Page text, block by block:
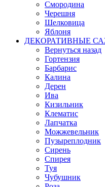
Смородина
Черешня
Шелковица
Яблоня
ДЕКОРАТИВНЫЕ
Вернуться назад
Гортензия
Барбарис
Калина
Дерен
Ива
Кизильник
Клематис
Лапчатка
Можжевельник
Пузыреплодник
Сирень
Спирея
Туя
Чубушник